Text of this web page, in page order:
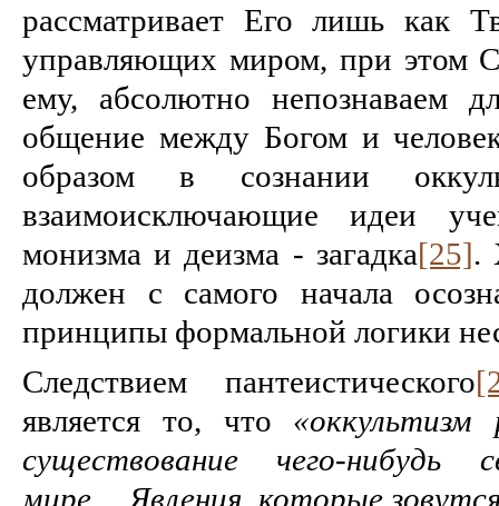
рассматривает Его лишь как
управляющих миром, при этом
ему, абсолютно непознаваем
общение между Богом и
образом в сознании
взаимоисключающие идеи
монизма и деизма - загадка[25].
должен с самого начала
принципы формальной логики
Следствием пантеистического
является то, что
существование чего-нибудь
мире… Явления, которые